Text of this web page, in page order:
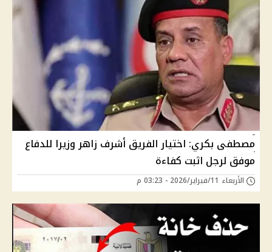
مصطفى بكري: اختيار الفريق أشرف زاهر وزيرا للدفاع
موفق لرجل اثبت كفاءة
الأربعاء 11/فبراير/2026 - 03:23 م